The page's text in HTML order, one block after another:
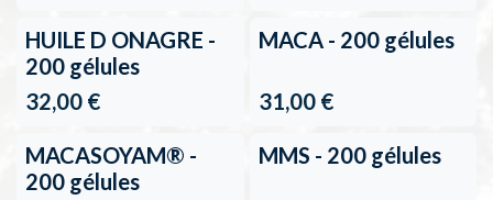
HUILE D ONAGRE -
200 gélules
32,00 € Retour en stock
MACA - 200 gélules
31,00€
MACASOYAM® -
200 gélules
MMS - 200 gélules